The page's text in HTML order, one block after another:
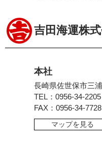
吉田海運株
本社
長崎県佐世保市三
TEL：0956-34-2205
FAX：0956-34-7728
マップを見る